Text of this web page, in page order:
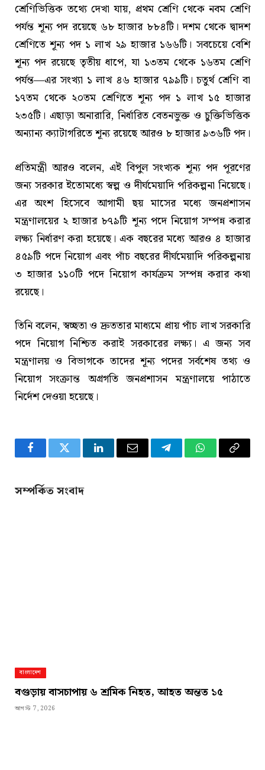
শ্রেণিভিত্তিক তথ্যে দেখা যায়, প্রথম শ্রেণি থেকে নবম শ্রেণি
পর্যন্ত শূন্য পদ রয়েছে ৬৮ হাজার ৮৮৪টি। দশম থেকে দ্বাদশ
শ্রেণিতে শূন্য পদ ১ লাখ ২৯ হাজার ১৬৬টি। সবচেয়ে বেশি
শূন্য পদ রয়েছে তৃতীয় ধাপে, যা ১৩তম থেকে ১৬তম শ্রেণি
পর্যন্ত—এর সংখ্যা ১ লাখ ৪৬ হাজার ৭৯৯টি। চতুর্থ শ্রেণি বা
১৭তম থেকে ২০তম শ্রেণিতে শূন্য পদ ১ লাখ ১৫ হাজার
২৩৫টি। এছাড়া অনারারি, নির্ধারিত বেতনভুক্ত ও চুক্তিভিত্তিক
অন্যান্য ক্যাটাগরিতে শূন্য রয়েছে আরও ৮ হাজার ৯৩৬টি পদ।
প্রতিমন্ত্রী আরও বলেন, এই বিপুল সংখ্যক শূন্য পদ পূরণের
জন্য সরকার ইতোমধ্যে স্বল্প ও দীর্ঘমেয়াদি পরিকল্পনা নিয়েছে।
এর অংশ হিসেবে আগামী ছয় মাসের মধ্যে জনপ্রশাসন
মন্ত্রণালয়ের ২ হাজার ৮৭৯টি শূন্য পদে নিয়োগ সম্পন্ন করার
লক্ষ্য নির্ধারণ করা হয়েছে। এক বছরের মধ্যে আরও ৪ হাজার
৪৫৯টি পদে নিয়োগ এবং পাঁচ বছরের দীর্ঘমেয়াদি পরিকল্পনায়
৩ হাজার ১১০টি পদে নিয়োগ কার্যক্রম সম্পন্ন করার কথা
রয়েছে।
তিনি বলেন, স্বচ্ছতা ও দ্রুততার মাধ্যমে প্রায় পাঁচ লাখ সরকারি
পদে নিয়োগ নিশ্চিত করাই সরকারের লক্ষ্য। এ জন্য সব
মন্ত্রণালয় ও বিভাগকে তাদের শূন্য পদের সর্বশেষ তথ্য ও
নিয়োগ সংক্রান্ত অগ্রগতি জনপ্রশাসন মন্ত্রণালয়ে পাঠাতে
নির্দেশ দেওয়া হয়েছে।
FacebookTwitter LinkedInEmail TelegramWhatsApp
Copy
সম্পর্কিত সংবাদ
বাংলাদেশ
বগুড়ায় বাসচাপায় ৬ শ্রমিক নিহত, আহত অন্তত ১৫
আগস্ট 7, 2026